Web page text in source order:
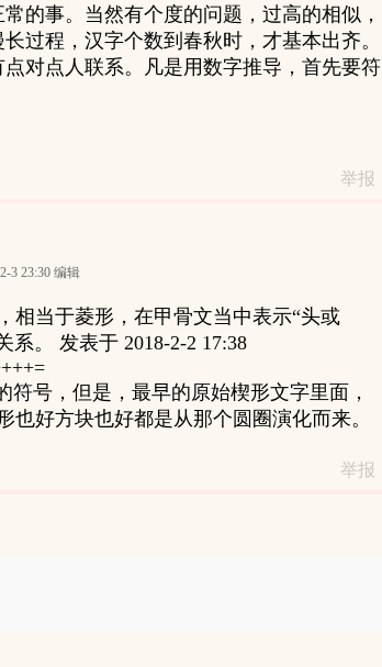
的事。当然有个度的问题，过高的相似，
过程，汉字个数到春秋时，才基本出齐。
对点人联系。凡是用数字推导，首先要符
举报
3 23:30 编辑
相当于菱形，在甲骨文当中表示“头或
。 发表于 2018-2-2 17:38
号，但是，最早的原始楔形文字里面，
好方块也好都是从那个圆圈演化而来。
举报